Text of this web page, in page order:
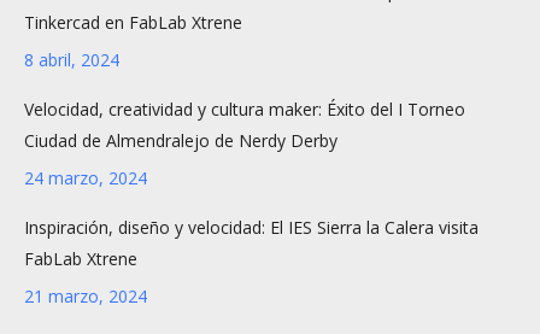
Tinkercad en FabLab Xtrene
8 abril, 2024
Velocidad, creatividad y cultura maker: Éxito del I Torneo
Ciudad de Almendralejo de Nerdy Derby
24 marzo, 2024
Inspiración, diseño y velocidad: El IES Sierra la Calera visita
FabLab Xtrene
21 marzo, 2024